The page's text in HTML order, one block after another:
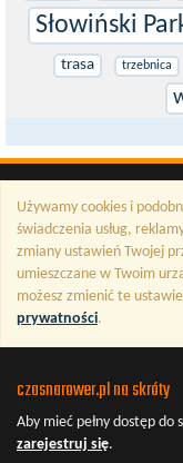
Słowiński
trasa trzebnica
Używamy cookies i
świadczenia usług,
zmiany ustawień Twojej
umieszczane w Twoim
możesz zmienić te
prywatności.
czasnarower.pl na skróty
Aby mieć pełny dostęp do
zarejestruj się.